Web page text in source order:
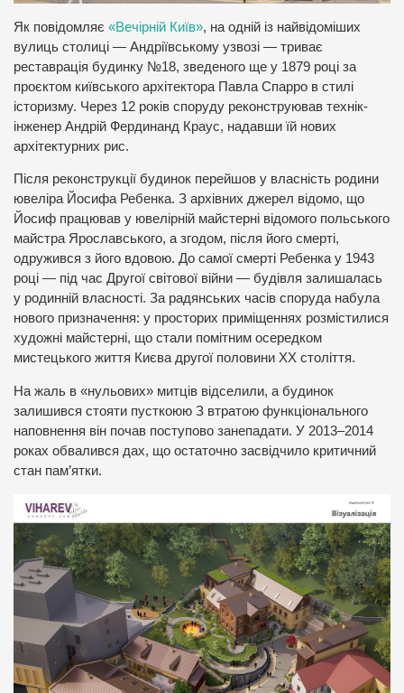
Як повідомляє «Вечірній Київ», на одній із найвідоміших
вулиць столиці — Андріївському узвозі — триває
реставрація будинку №18, зведеного ще у 1879 році за
проєктом київського архітектора Павла Спарро в стилі
історизму. Через 12 років споруду реконструював технік-
інженер Андрій Фердинанд Краус, надавши їй нових
архітектурних рис.
Після реконструкції будинок перейшов у власність родини
ювеліра Йосифа Ребенка. З архівних джерел відомо, що
Йосиф працював у ювелірній майстерні відомого польського
майстра Ярославського, а згодом, після його смерті,
одружився з його вдовою. До самої смерті Ребенка у 1943
році — під час Другої світової війни — будівля залишалась
у родинній власності. За радянських часів споруда набула
нового призначення: у просторих приміщеннях розмістилися
художні майстерні, що стали помітним осередком
мистецького життя Києва другої половини XX століття.
На жаль в «нульових» митців відселили, а будинок
залишився стояти пусткоюю З втратою функціонального
наповнення він почав поступово занепадати. У 2013–2014
роках обвалився дах, що остаточно засвідчило критичний
стан пам’ятки.